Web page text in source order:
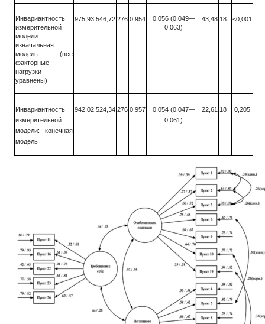
Инвариантность
измерительной
модели:
изначальная
модель (все
факторные
нагрузки
уравнены)
975,93 546,72 276 0,954
0,056 (0,049—
0,063)
43,48 18 <0,001
Инвариантность
измерительной
модели: конечная
модель
942,02 524,34 276 0,957
0,054 (0,047—
0,061)
22,61 18 0,205